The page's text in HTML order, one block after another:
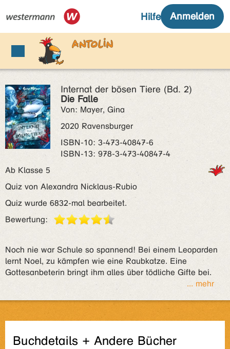
Internat der bösen Tiere (Bd. 2)
Die Falle
Von: Mayer, Gina
2020 Ravensburger
ISBN‑10: 3-473-40847-6
ISBN‑13: 978-3-473-40847-4
Ab Klasse 5
Quiz von Alexandra Nicklaus-Rubio
Quiz wurde 6832-mal bearbeitet.
Bewertung:
Noch nie war Schule so spannend! Bei einem Leoparden
lernt Noel, zu kämpfen wie eine Raubkatze. Eine
Gottesanbeterin bringt ihm alles über tödliche Gifte bei.
... mehr
Buchdetails + Andere Bücher